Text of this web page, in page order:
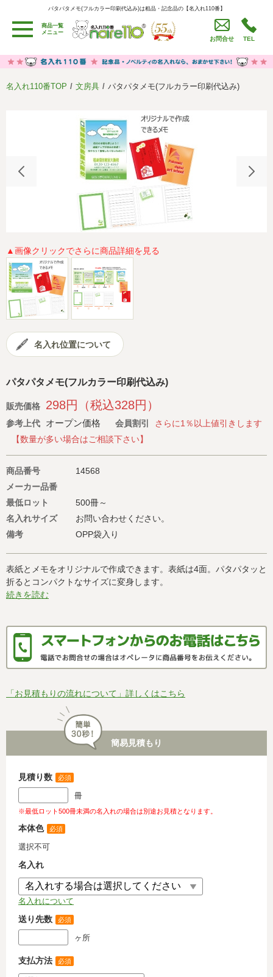
パタパタメモ(フルカラー印刷代込み)は粗品・記念品の【名入れ110番】
パタパタメモ(フルカラー印刷代込み)は粗品・記念品の【名入れ110番】
商品一覧
メニュー
お問合せ TEL
用途別カテゴリ
卒園・卒業記念品
労働組合・設立記念・周年記念
うちわ・扇子・ファン
イベント・パーティーグッズ
セール品グッズ
名入れについて
特定商取引法に基づく表記
著作権と推奨環境について プライバシーポリシー
よくある質問 採用情報
会社概要
名入れ110番TOP 文房具 パタパタメモ(フルカラー印刷代込み)
▲画像クリックでさらに商品詳細を見る
名入れ位置について
パタパタメモ(フルカラー印刷代込み)
販売価格 298円（税込328円）
参考上代 オープン価格 会員割引
さらに1％以上値引きします
【数量が多い場合はご相談下さい】
商品番号
14568
メーカー品番
最低ロット
500冊～
名入れサイズ
お問い合わせください。
備考
OPP袋入り
表紙とメモをオリジナルで作成できます。表紙は4面。パタパタッと
折るとコンパクトなサイズに変身します。
続きを読む
「お見積もりの流れについて」詳しくはこちら
簡易見積もり
見積り数 必須
冊
※最低ロット500冊未満の名入れの場合は別途お見積となります。
本体色 必須
選択不可
名入れ
名入れについて
送り先数 必須
ヶ所
支払方法 必須